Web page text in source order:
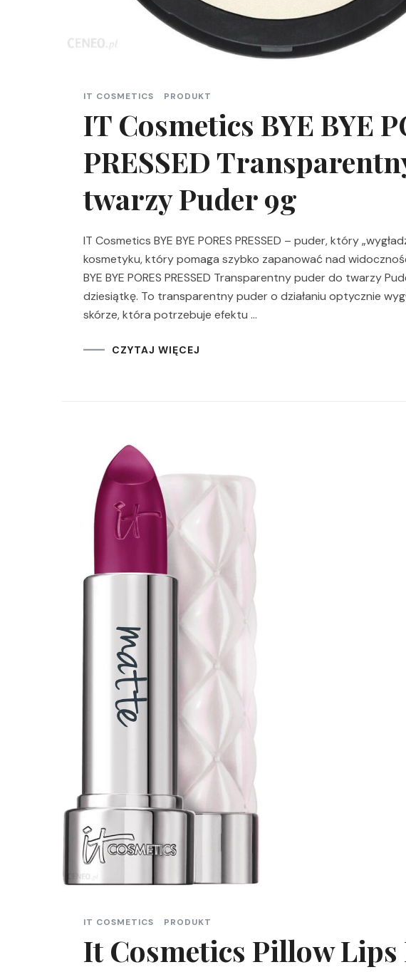
IT COSMETICS PRODUKT
IT Cosmetics BYE BYE
PRESSED
twarzy Puder 9g
IT Cosmetics BYE BYE PORES PRESSED – puder, który
kosmetyku, który pomaga szybko zapanować nad
BYE BYE PORES PRESSED Transparentny puder do twarzy
dziesiątkę. To transparentny puder o działaniu optycznie
skórze, która potrzebuje efektu …
CZYTAJ WIĘCEJ
IT COSMETICS PRODUKT
It Cosmetics Pillow